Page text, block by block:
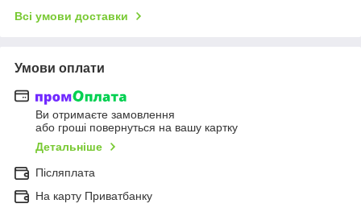
Всі умови доставки
Умови оплати
Ви отримаєте замовлення
або гроші повернуться на вашу картку
Детальніше
Післяплата
На карту Приватбанку